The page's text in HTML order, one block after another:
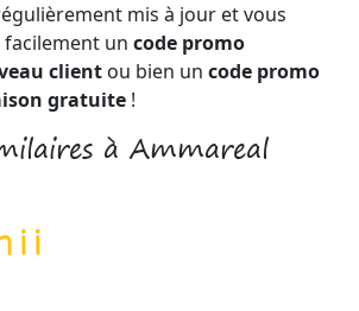
mis à jour et vous
un code promo
client ou bien un code promo
gratuite !
à Ammareal